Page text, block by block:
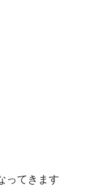
ってきます